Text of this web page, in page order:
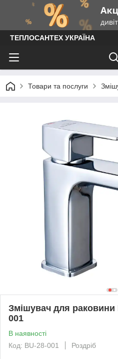
ТЕПЛОСАНТЕХ УКРАЇНА
Товари та послуги
Змішувач для раковини
001
В наявності
Код: BU-28-001
Роздріб